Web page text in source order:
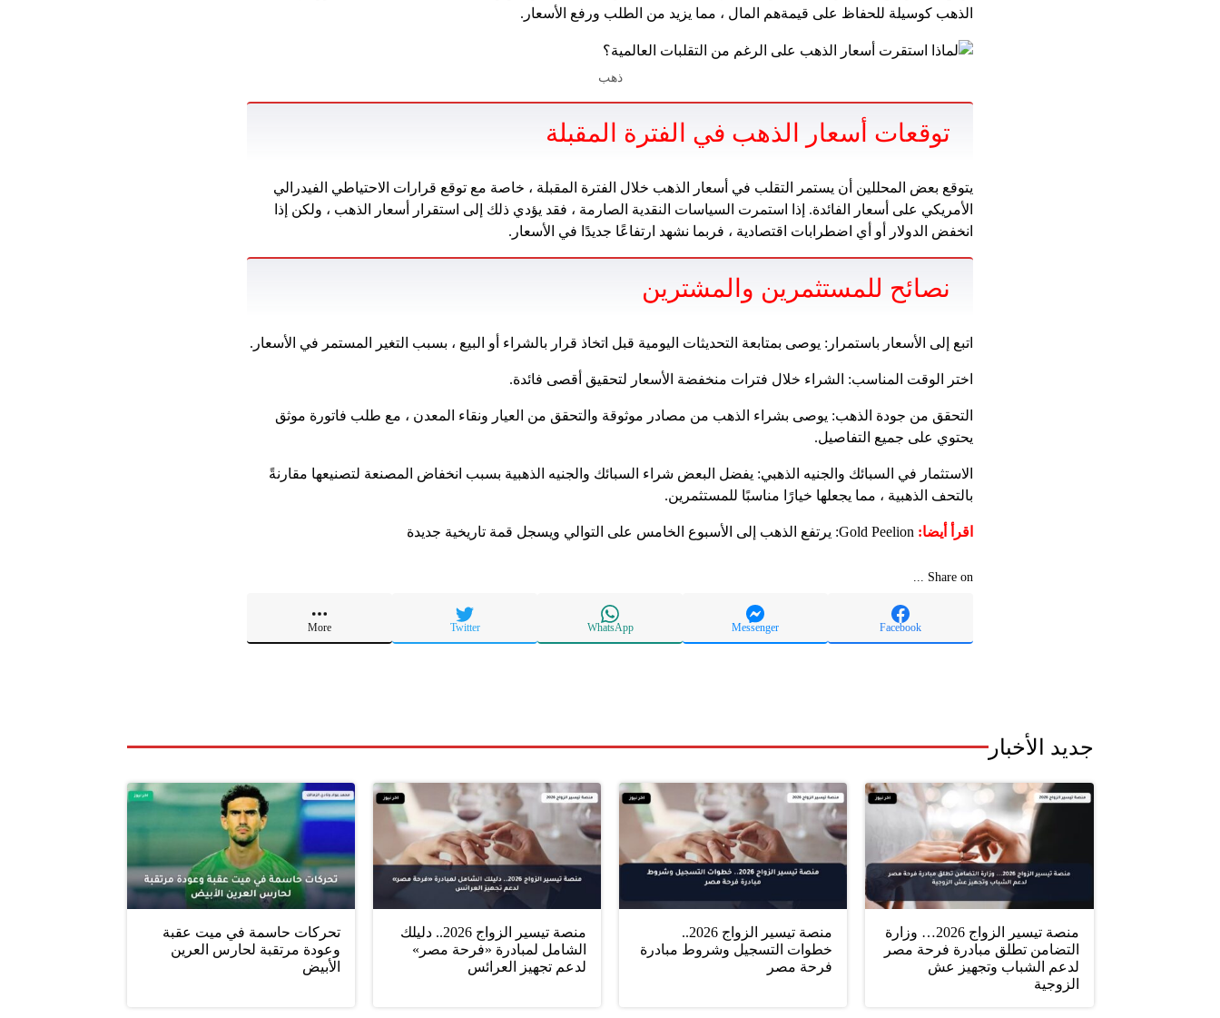
الذهب كوسيلة للحفاظ على قيمةهم المال ، مما يزيد من الطلب ورفع الأسعار.
ذهب
توقعات أسعار الذهب في الفترة المقبلة
يتوقع بعض المحللين أن يستمر التقلب في أسعار الذهب خلال الفترة المقبلة ، خاصة مع توقع قرارات الاحتياطي الفيدرالي
الأمريكي على أسعار الفائدة. إذا استمرت السياسات النقدية الصارمة ، فقد يؤدي ذلك إلى استقرار أسعار الذهب ، ولكن إذا
انخفض الدولار أو أي اضطرابات اقتصادية ، فربما نشهد ارتفاعًا جديدًا في الأسعار.
نصائح للمستثمرين والمشترين
اتبع إلى الأسعار باستمرار: يوصى بمتابعة التحديثات اليومية قبل اتخاذ قرار بالشراء أو البيع ، بسبب التغير المستمر في الأسعار.
اختر الوقت المناسب: الشراء خلال فترات منخفضة الأسعار لتحقيق أقصى فائدة.
التحقق من جودة الذهب: يوصى بشراء الذهب من مصادر موثوقة والتحقق من العيار ونقاء المعدن ، مع طلب فاتورة موثق
يحتوي على جميع التفاصيل.
الاستثمار في السبائك والجنيه الذهبي: يفضل البعض شراء السبائك والجنيه الذهبية بسبب انخفاض المصنعة لتصنيعها مقارنةً
بالتحف الذهبية ، مما يجعلها خيارًا مناسبًا للمستثمرين.
اقرأ أيضا:
Share on ...
Facebook
Messenger
WhatsApp
Twitter
More
جديد الأخبار
منصة تيسير الزواج 2026… وزارة
التضامن تطلق مبادرة فرحة مصر
لدعم الشباب وتجهيز عش
الزوجية
منصة تيسير الزواج 2026..
خطوات التسجيل وشروط مبادرة
فرحة مصر
منصة تيسير الزواج 2026.. دليلك
الشامل لمبادرة «فرحة مصر»
لدعم تجهيز العرائس
تحركات حاسمة في ميت عقبة
وعودة مرتقبة لحارس العرين
الأبيض